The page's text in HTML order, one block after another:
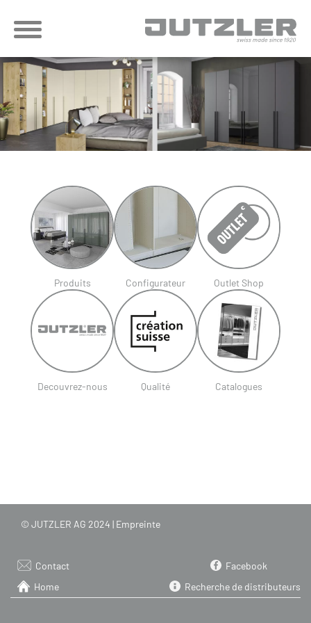
Produits Configurateur Outlet Shop
Decouvrez-nous Qualité Catalogues
© JUTZLER AG 2024 | Empreinte
Contact
Facebook
Home
Recherche de distributeurs